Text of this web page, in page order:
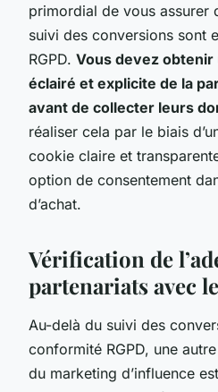
primordial de vous assurer
suivi des conversions sont
RGPD. Vous devez
éclairé et explicite de la
avant de collecter leurs
réaliser cela par le biais
cookie claire et
option de consentement
d’achat.
Vérification de
partenariats avec
Au-delà du suivi des
conformité RGPD, une
du marketing d’influence